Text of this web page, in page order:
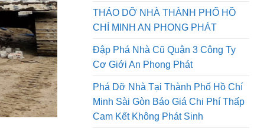
Đập Phá Nhà Cũ Quận 4 Uy Tín
Công Ty Cơ Giới An Phong Phát
THÁO DỠ NHÀ THÀNH PHỐ HỒ
CHÍ MINH AN PHONG PHÁT
Đập Phá Nhà Cũ Quận 3 Công Ty
Cơ Giới An Phong Phát
Phá Dỡ Nhà Tại Thành Phố Hồ Chí